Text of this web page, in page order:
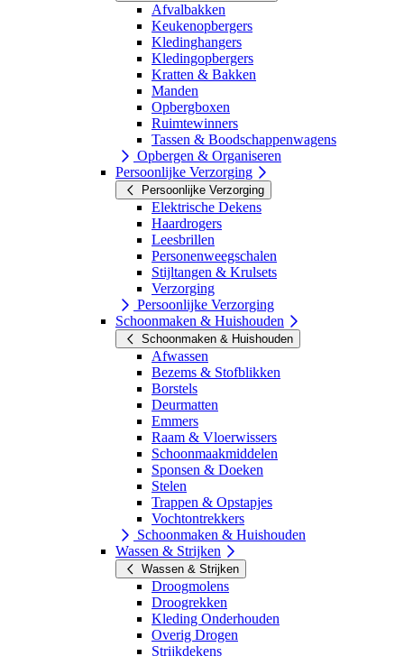
Afvalbakken
Keukenopbergers
Kledinghangers
Kledingopbergers
Kratten & Bakken
Manden
Opbergboxen
Ruimtewinners
Tassen & Boodschappenwagens
Opbergen & Organiseren
Persoonlijke Verzorging
Persoonlijke Verzorging
Elektrische Dekens
Haardrogers
Leesbrillen
Personenweegschalen
Stijltangen & Krulsets
Verzorging
Persoonlijke Verzorging
Schoonmaken & Huishouden
Schoonmaken & Huishouden
Afwassen
Bezems & Stofblikken
Borstels
Deurmatten
Emmers
Raam & Vloerwissers
Schoonmaakmiddelen
Sponsen & Doeken
Stelen
Trappen & Opstapjes
Vochtontrekkers
Schoonmaken & Huishouden
Wassen & Strijken
Wassen & Strijken
Droogmolens
Droogrekken
Kleding Onderhouden
Overig Drogen
Strijkdekens